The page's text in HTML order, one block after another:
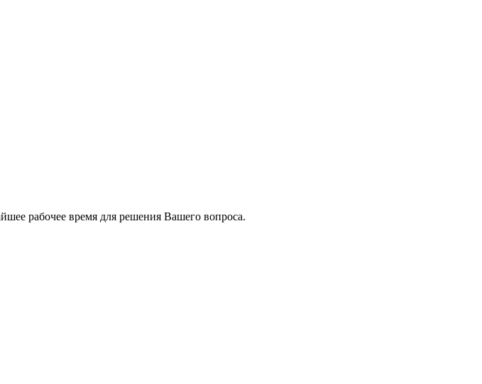
рабочее время для решения Вашего вопроса.